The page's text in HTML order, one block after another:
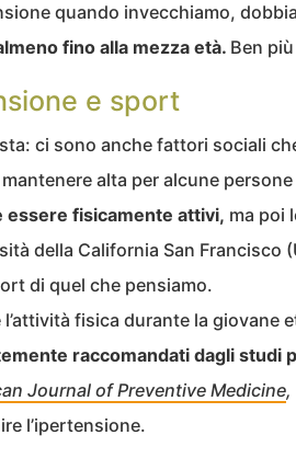
quando invecchiamo,
fino alla mezza età. Ben
e sport
ci sono anche fattori sociali
alta per alcune
essere fisicamente attivi, ma poi
della California San Francisco
di quel che pensiamo.
l’attività fisica durante la giovane
raccomandati dagli studi
Journal of Preventive Medicine,
l’ipertensione.